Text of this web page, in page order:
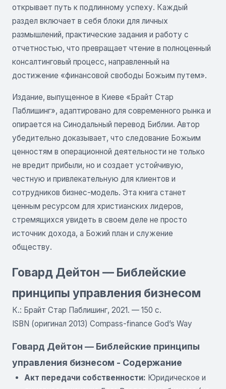
открывает путь к подлинному успеху. Каждый
раздел включает в себя блоки для личных
размышлений, практические задания и работу с
отчетностью, что превращает чтение в полноценный
консалтинговый процесс, направленный на
достижение «финансовой свободы Божьим путем».
Издание, выпущенное в Киеве «Брайт Стар
Паблишинг», адаптировано для современного рынка и
опирается на Синодальный перевод Библии. Автор
убедительно доказывает, что следование Божьим
ценностям в операционной деятельности не только
не вредит прибыли, но и создает устойчивую,
честную и привлекательную для клиентов и
сотрудников бизнес-модель. Эта книга станет
ценным ресурсом для христианских лидеров,
стремящихся увидеть в своем деле не просто
источник дохода, а Божий план и служение
обществу.
Говард Дейтон — Библейские
принципы управления бизнесом
К.: Брайт Стар Паблишинг, 2021. — 150 с.
ISBN (оригинал 2013) Compass-finance God’s Way
Говард Дейтон — Библейские принципы
управления бизнесом - Содержание
Акт передачи собственности: Юридическое и